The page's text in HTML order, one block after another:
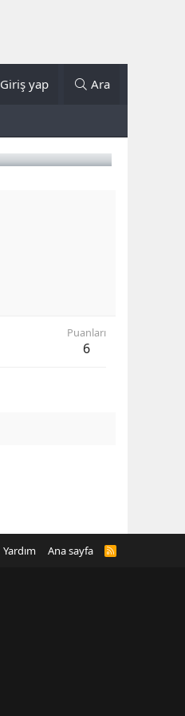
Giriş yap Ara
Puanları
6
Yardım Ana sayfa
R